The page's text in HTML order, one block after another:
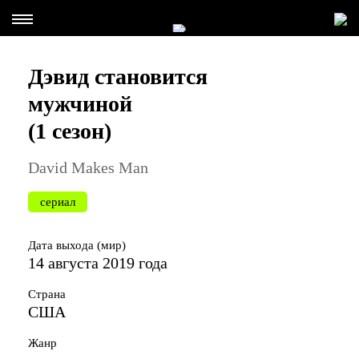
Дэвид становится
мужчиной
(1 сезон)
David Makes Man
сериал
Дата выхода (мир)
14 августа 2019 года
Страна
США
Жанр